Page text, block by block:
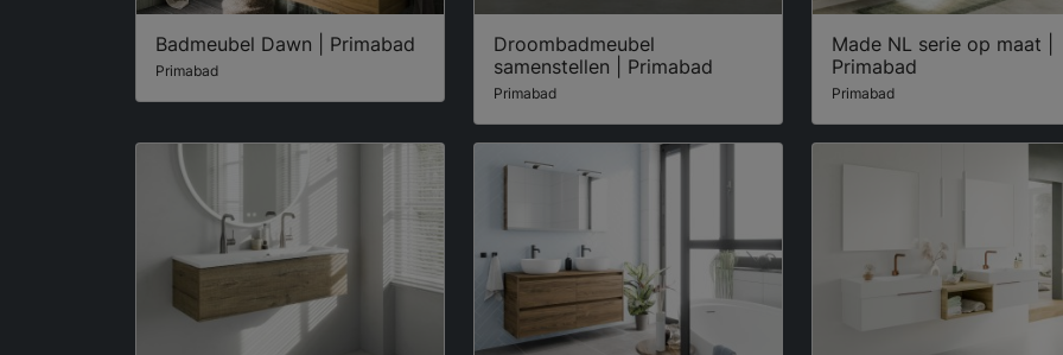
Badmeubel Dawn | Primabad
Primabad
Droombadmeubel
samenstellen | Primabad
Primabad
Made NL serie op maat |
Primabad
Primabad